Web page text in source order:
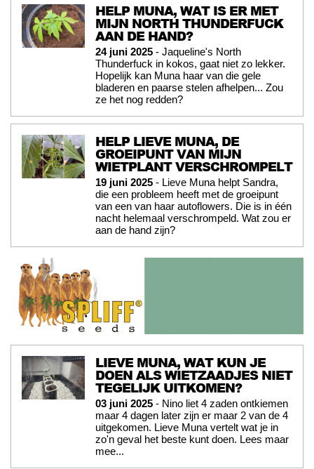
HELP MUNA, WAT IS ER MET
MIJN NORTH THUNDERFUCK
AAN DE HAND?
24 juni 2025 - Jaqueline's North
Thunderfuck in kokos, gaat niet zo lekker.
Hopelijk kan Muna haar van die gele
bladeren en paarse stelen afhelpen... Zou
ze het nog redden?
HELP LIEVE MUNA, DE
GROEIPUNT VAN MIJN
WIETPLANT VERSCHROMPELT
19 juni 2025 - Lieve Muna helpt Sandra,
die een probleem heeft met de groeipunt
van een van haar autoflowers. Die is in één
nacht helemaal verschrompeld. Wat zou er
aan de hand zijn?
LIEVE MUNA, WAT KUN JE
DOEN ALS WIETZAADJES NIET
TEGELIJK UITKOMEN?
03 juni 2025 - Nino liet 4 zaden ontkiemen
maar 4 dagen later zijn er maar 2 van de 4
uitgekomen. Lieve Muna vertelt wat je in
zo'n geval het beste kunt doen. Lees maar
mee...